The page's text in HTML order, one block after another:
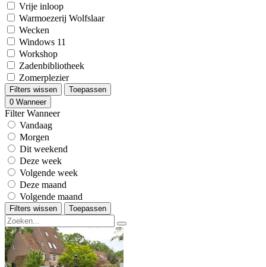
Vrije inloop
Warmoezerij Wolfslaar
Wecken
Windows 11
Workshop
Zadenbibliotheek
Zomerplezier
Filters wissen
Toepassen
0 Wanneer
Filter Wanneer
Vandaag
Morgen
Dit weekend
Deze week
Volgende week
Deze maand
Volgende maand
Filters wissen Toepassen